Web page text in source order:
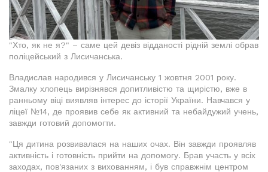
"Хто, як не я?" – саме цей девіз відданості рідній землі обрав
поліцейський з Лисичанська.
Владислав народився у Лисичанську 1 жовтня 2001 року.
Змалку хлопець вирізнявся допитливістю та щирістю, вже в
ранньому віці виявляв інтерес до історії України. Навчався у
ліцеї №14, де проявив себе як активний та небайдужий учень,
завжди готовий допомогти.
"Ця дитина розвивалася на наших очах. Він завжди проявляв
активність і готовність прийти на допомогу. Брав участь у всіх
заходах, пов'язаних з вихованням, і був справжнім центром